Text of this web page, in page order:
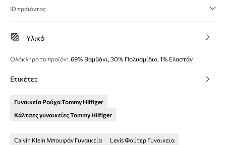
ID προϊόντος
Υλικό
Ολόκληρο το προϊόν: 69% Βαμβάκι, 30% Πολυαμίδιο, 1% Ελαστάν
Ετικέτες
Γυναικεία Ρούχα Tommy Hilfiger
Κάλτσες γυναικείες Tommy Hilfiger
Calvin Klein Μπουφάν Γυναικεία
Levis Φούτερ Γυναικεια